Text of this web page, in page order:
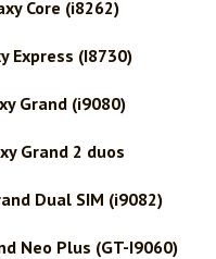
Core (i8262)
Express (I8730)
Grand (i9080)
Grand 2 duos
Dual SIM (i9082)
Neo Plus (GT-I9060)